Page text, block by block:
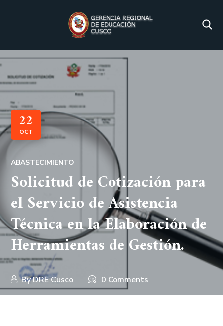
22
OCT
ABASTECIMIENTO
Solicitud de Cotización para
el Servicio de Asistencia
Técnica en la Elaboración de
Herramientas de Gestión.
ByDRE Cusco 0 Comments